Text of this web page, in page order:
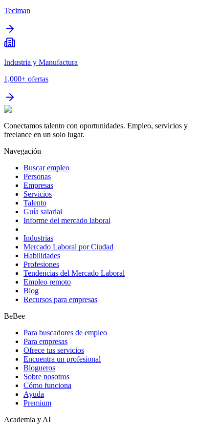
Teciman
Industria y Manufactura
1,000+ ofertas
Conectamos talento con oportunidades. Empleo, servicios y
freelance en un solo lugar.
Navegación
Buscar empleo
Personas
Empresas
Servicios
Talento
Guía salarial
Informe del mercado laboral
Industrias
Mercado Laboral por Ciudad
Habilidades
Profesiones
Tendencias del Mercado Laboral
Empleo remoto
Blog
Recursos para empresas
BeBee
Para buscadores de empleo
Para empresas
Ofrece tus servicios
Encuentra un profesional
Blogueros
Sobre nosotros
Cómo funciona
Ayuda
Premium
Academia y AI